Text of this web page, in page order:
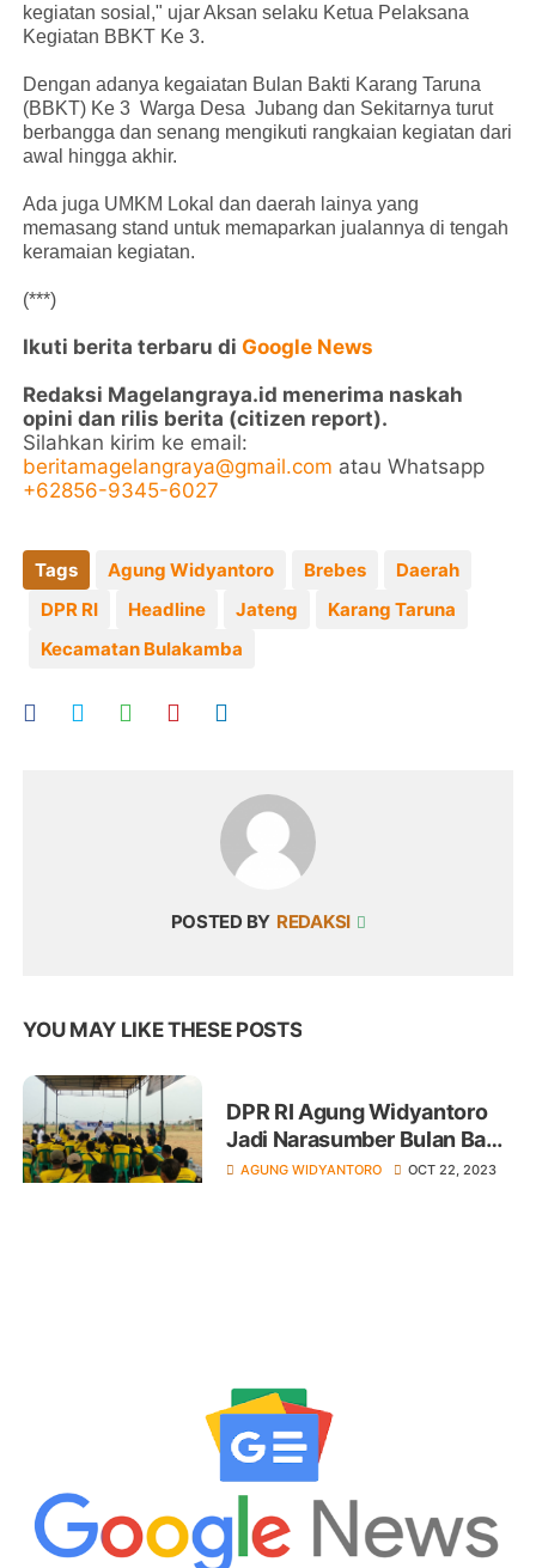
kegiatan sosial," ujar Aksan selaku Ketua Pelaksana
Kegiatan BBKT Ke 3.
Dengan adanya kegaiatan Bulan Bakti Karang Taruna
(BBKT) Ke 3 Warga Desa Jubang dan Sekitarnya turut
berbangga dan senang mengikuti rangkaian kegiatan dari
awal hingga akhir.
Ada juga UMKM Lokal dan daerah lainya yang
memasang stand untuk memaparkan jualannya di tengah
keramaian kegiatan.
(***)
Ikuti berita terbaru diGoogle News
Redaksi Magelangraya.id menerima naskah
opini dan rilis berita (citizen report).
Silahkan kirim ke email:
beritamagelangraya@gmail.com atau Whatsapp
+62856-9345-6027
Tags Agung Widyantoro Brebes
Daerah
DPR RI
Headline Jateng
Karang Taruna
Kecamatan Bulakamba
POSTED BY REDAKSI
YOU MAY LIKE THESE POSTS
DPR RI Agung Widyantoro
Jadi Narasumber Bulan Bakti
Karang Taruna Kecamatan
AGUNG WIDYANTORO OCT 22, 2023